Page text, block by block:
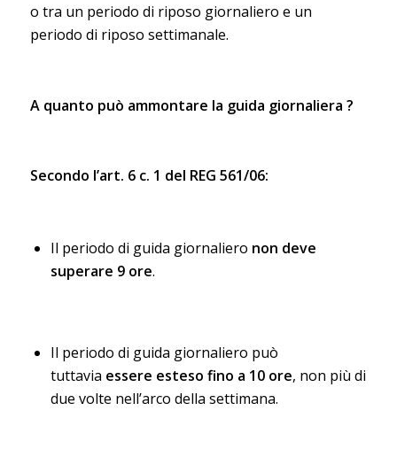
o tra un periodo di riposo giornaliero e un
periodo di riposo settimanale.
A quanto può ammontare la guida giornaliera ?
Secondo l’art. 6 c. 1 del REG 561/06:
Il periodo di guida giornaliero non deve
superare 9 ore.
Il periodo di guida giornaliero può
tuttavia essere esteso fino a 10 ore, non più di
due volte nell’arco della settimana.